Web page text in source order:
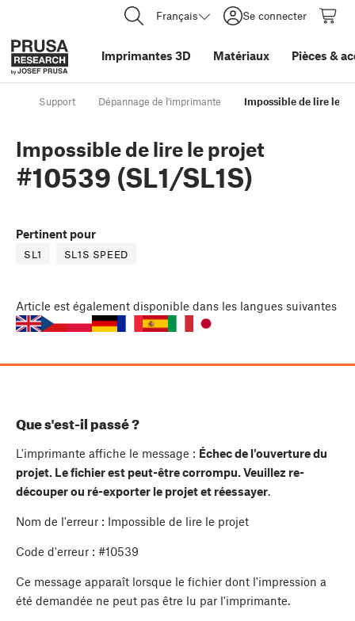
Français Se connecter
Imprimantes 3D Matériaux Pièces &
Support Dépannage de l'imprimante Impossible de lire le
Impossible de lire le projet
#10539 (SL1/SL1S)
Pertinent pour
SL1 SL1S SPEED
Article est également disponible dans les langues suivantes
Que s'est-il passé ?
L'imprimante affiche le message : Échec de l'ouverture du
projet. Le fichier est peut-être corrompu. Veuillez re-
découper ou ré-exporter le projet et réessayer.
Nom de l'erreur : Impossible de lire le projet
Code d'erreur : #10539
Ce message apparaît lorsque le fichier dont l'impression a
été demandée ne peut pas être lu par l'imprimante.